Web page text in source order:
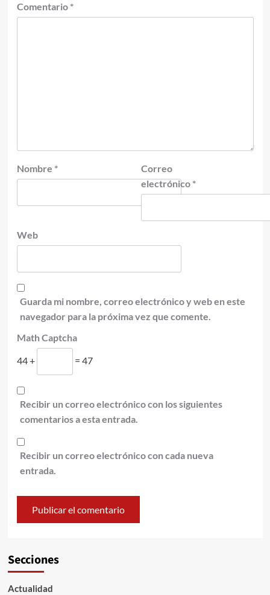
Comentario *
Nombre *
Correo
electrónico *
Web
Guarda mi nombre, correo electrónico y web en este
navegador para la próxima vez que comente.
Math Captcha
44 +
= 47
Recibir un correo electrónico con los siguientes
comentarios a esta entrada.
Recibir un correo electrónico con cada nueva
entrada.
Secciones
Actualidad